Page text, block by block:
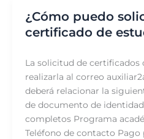
¿Cómo puedo
certificado de
La solicitud de certificados
realizarla al correo
deberá relacionar la
de documento de
completos Programa
Teléfono de contacto